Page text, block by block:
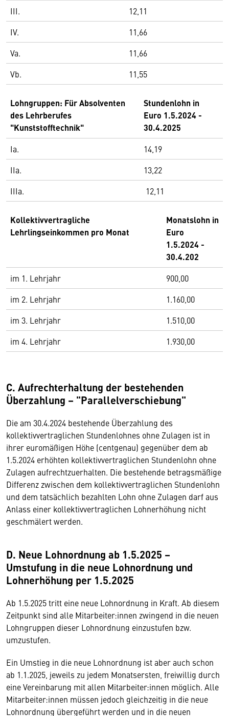
III.
12,11
IV.
11,66
Va.
11,66
Vb.
11,55
Lohngruppen: Für Absolventen
des Lehrberufes
"Kunststofftechnik"
Stundenlohn in
Euro 1.5.2024 -
30.4.2025
Ia.
14,19
IIa.
13,22
IIIa.
12,11
Kollektivvertragliche
Lehrlingseinkommen pro Monat
Monatslohn in
Euro
1.5.2024 -
30.4.202
im 1. Lehrjahr
900,00
im 2. Lehrjahr
1.160,00
im 3. Lehrjahr
1.510,00
im 4. Lehrjahr
1.930,00
C. Aufrechterhaltung der bestehenden
Überzahlung – "Parallelverschiebung"
Die am 30.4.2024 bestehende Überzahlung des
kollektivvertraglichen Stundenlohnes ohne Zulagen ist in
ihrer euromäßigen Höhe (centgenau) gegenüber dem ab
1.5.2024 erhöhten kollektivvertraglichen Stundenlohn ohne
Zulagen aufrechtzuerhalten. Die bestehende betragsmäßige
Differenz zwischen dem kollektivvertraglichen Stundenlohn
und dem tatsächlich bezahlten Lohn ohne Zulagen darf aus
Anlass einer kollektivvertraglichen Lohnerhöhung nicht
geschmälert werden.
D. Neue Lohnordnung ab 1.5.2025 –
Umstufung in die neue Lohnordnung und
Lohnerhöhung per 1.5.2025
Ab 1.5.2025 tritt eine neue Lohnordnung in Kraft. Ab diesem
Zeitpunkt sind alle Mitarbeiter:innen zwingend in die neuen
Lohngruppen dieser Lohnordnung einzustufen bzw.
umzustufen.
Ein Umstieg in die neue Lohnordnung ist aber auch schon
ab 1.1.2025, jeweils zu jedem Monatsersten, freiwillig durch
eine Vereinbarung mit allen Mitarbeiter:innen möglich. Alle
Mitarbeiter:innen müssen jedoch gleichzeitig in die neue
Lohnordnung übergeführt werden und in die neuen